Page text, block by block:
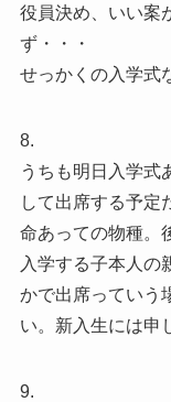
役員決め、いい案
ず・・・
せっかくの入学式
8.
うちも明日入学式
して出席する予定
命あっての物種。
入学する子本人の
かで出席っていう
い。新入生には申
9.